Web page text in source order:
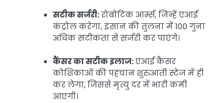
सटीक सर्जरी:रोबोटिक आर्म्स, जिन्हें एआई
कंट्रोल करेगा, इंसान की तुलना में 100 गुना
अधिक सटीकता से सर्जरी कर पाएंगे।
कैंसर का सटीक इलाज:एआई कैंसर
कोशिकाओं की पहचान शुरुआती स्टेज में ही
कर लेगा, जिससे मृत्यु दर में भारी कमी
आएगी।